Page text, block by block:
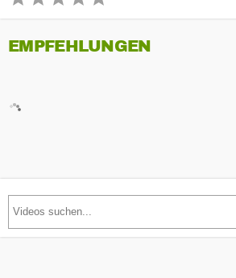
EMPFEHLUNGEN